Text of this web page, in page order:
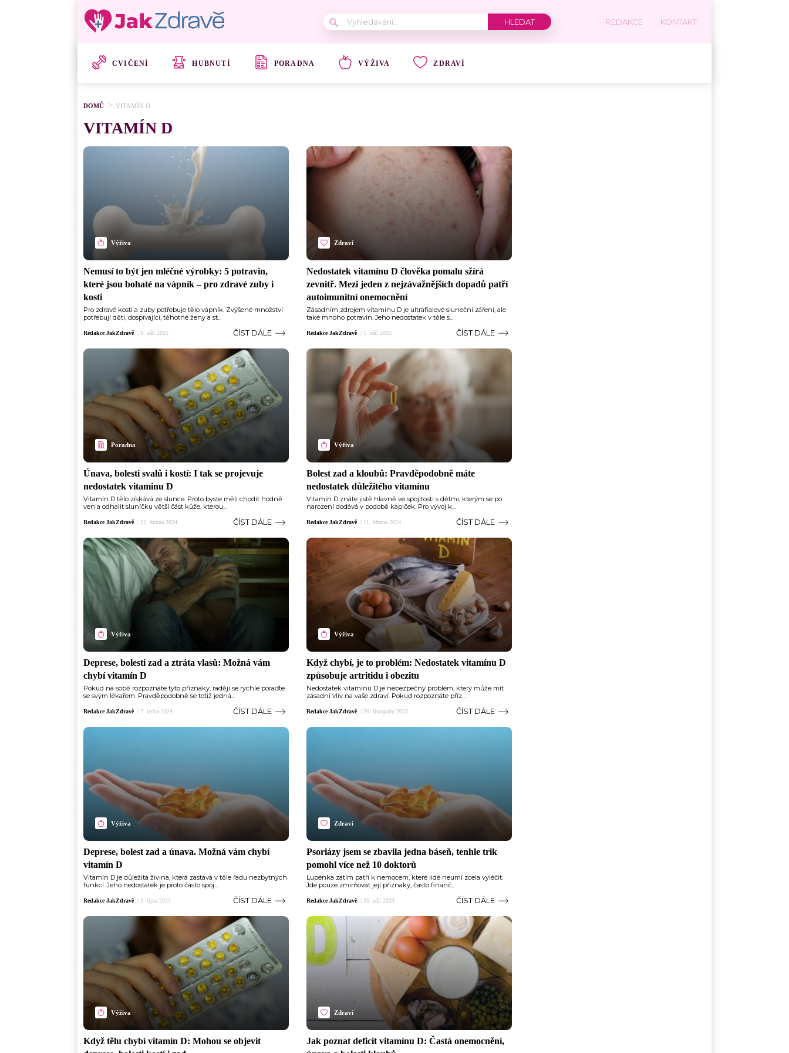
REDAKCE KONTAKT
CVIČENÍ HUBNUTÍ PORADNA VÝŽIVA ZDRAVÍ
DOMŮ VITAMÍN D
VITAMÍN D
Výživa
Nemusí to být jen mléčné výrobky: 5 potravin,
které jsou bohaté na vápník –⁠ pro zdravé zuby i
kosti
Pro zdravé kosti a zuby potřebuje tělo vápník. Zvýšené množství
potřebují děti, dospívající, těhotné ženy a st...
Redakce JakZdravě 9. září 2025 ČÍST DÁLE
Zdraví
Nedostatek vitamínu D člověka pomalu sžírá
zevnitř. Mezi jeden z nejzávažnějších dopadů patří
autoimunitní onemocnění
Zásadním zdrojem vitamínu D je ultrafialové sluneční záření, ale
také mnoho potravin. Jeho nedostatek v těle s...
Redakce JakZdravě 1. září 2025 ČÍST DÁLE
Poradna
Únava, bolesti svalů i kostí: I tak se projevuje
nedostatek vitaminu D
Vitamín D tělo získává ze slunce. Proto byste měli chodit hodně
ven a odhalit sluníčku větší část kůže, kterou...
Redakce JakZdravě 12. dubna 2024 ČÍST DÁLE
Výživa
Bolest zad a kloubů: Pravděpodobně máte
nedostatek důležitého vitamínu
Vitamín D znáte jistě hlavně ve spojitosti s dětmi, kterým se po
narození dodává v podobě kapiček. Pro vývoj k...
Redakce JakZdravě 11. března 2024 ČÍST DÁLE
Výživa
Deprese, bolesti zad a ztráta vlasů: Možná vám
chybí vitamín D
Pokud na sobě rozpoznáte tyto příznaky, raději se rychle poraďte
se svým lékařem. Pravděpodobně se totiž jedná...
Redakce JakZdravě 7. ledna 2024 ČÍST DÁLE
Výživa
Když chybí, je to problém: Nedostatek vitamínu D
způsobuje artritidu i obezitu
Nedostatek vitamínu D je nebezpečný problém, který může mít
zásadní vliv na vaše zdraví. Pokud rozpoznáte příz...
Redakce JakZdravě 20. listopadu 2023 ČÍST DÁLE
Výživa
Deprese, bolest zad a únava. Možná vám chybí
vitamín D
Vitamín D je důležitá živina, která zastává v těle řadu nezbytných
funkcí. Jeho nedostatek je proto často spoj...
Redakce JakZdravě 3. října 2023 ČÍST DÁLE
Zdraví
Psoriázy jsem se zbavila jedna báseň, tenhle trik
pomohl více než 10 doktorů
Lupénka zatím patří k nemocem, které lidé neumí zcela vyléčit.
Jde pouze zmírňovat její příznaky, často finanč...
Redakce JakZdravě 25. září 2023 ČÍST DÁLE
Výživa
Když tělu chybí vitamín D: Mohou se objevit
Zdraví
Jak poznat deficit vitamínu D: Častá onemocnění,